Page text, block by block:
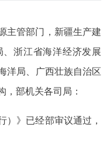
主管部门，新疆生产建
浙江省海洋经济发展
洋局、广西壮族自治区
部机关各司局：
）》已经部审议通过，